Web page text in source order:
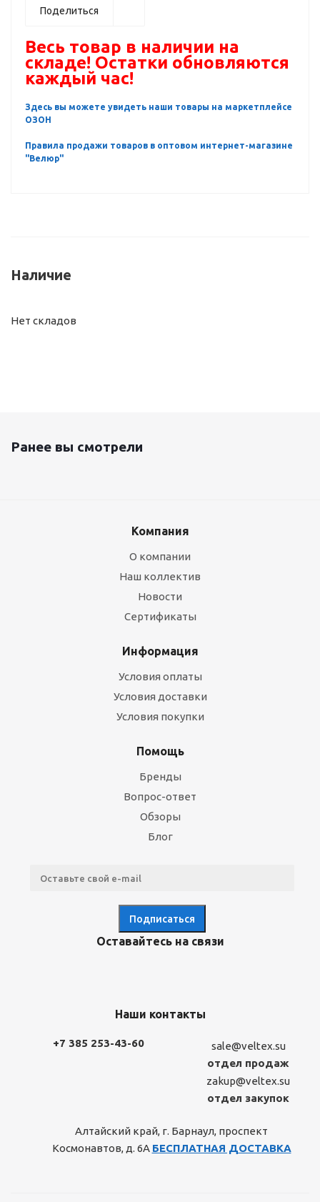
Поделиться
Весь товар в наличии на
складе! Остатки обновляются
каждый час!
Здесь вы можете увидеть наши товары на маркетплейсе
ОЗОН
Правила продажи товаров в оптовом интернет-магазине
"Велюр"
Наличие
Нет складов
Ранее вы смотрели
Компания
О компании
Наш коллектив
Новости
Сертификаты
Информация
Условия оплаты
Условия доставки
Условия покупки
Помощь
Бренды
Вопрос-ответ
Обзоры
Блог
Оставайтесь на связи
Наши контакты
+7 385 253-43-60
sale@veltex.su
отдел продаж
zakup@veltex.su
отдел закупок
Алтайский край, г. Барнаул, проспект
Космонавтов, д. 6А БЕСПЛАТНАЯ ДОСТАВКА